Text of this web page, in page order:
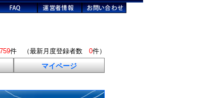
759件 （最新月度登録者数 0件）
マイページ